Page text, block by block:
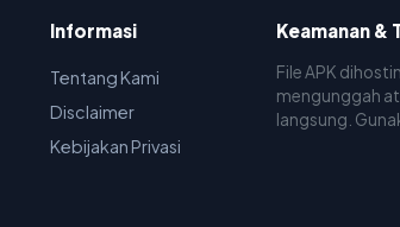
Informasi
Tentang Kami
Disclaimer
Kebijakan Privasi
Keamanan &
File APK
mengunggah
langsung.